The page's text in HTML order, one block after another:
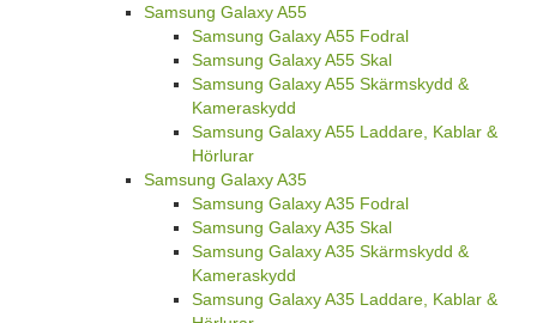
Samsung Galaxy A55
Samsung Galaxy A55 Fodral
Samsung Galaxy A55 Skal
Samsung Galaxy A55 Skärmskydd &
Kameraskydd
Samsung Galaxy A55 Laddare, Kablar &
Hörlurar
Samsung Galaxy A35
Samsung Galaxy A35 Fodral
Samsung Galaxy A35 Skal
Samsung Galaxy A35 Skärmskydd &
Kameraskydd
Samsung Galaxy A35 Laddare, Kablar &